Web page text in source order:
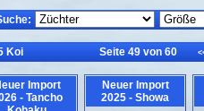
Koi Seite 49 von 60
Import
- Tancho
Neuer Import
2025 - Showa